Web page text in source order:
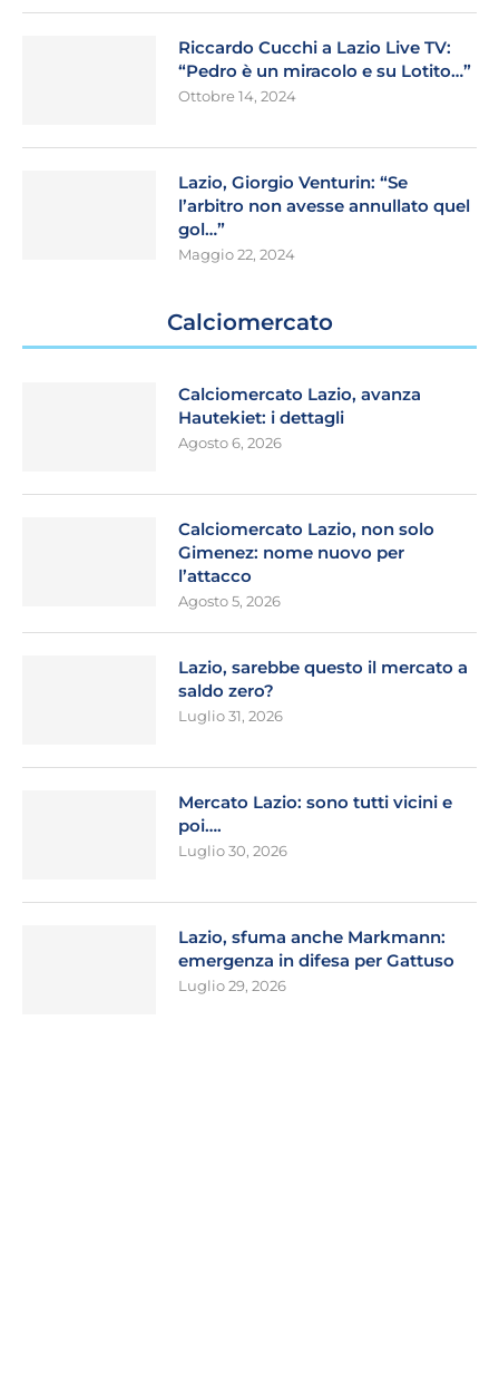
Riccardo Cucchi a Lazio Live TV:
“Pedro è un miracolo e su Lotito…”
Ottobre 14, 2024
Lazio, Giorgio Venturin: “Se
l’arbitro non avesse annullato quel
gol…”
Maggio 22, 2024
Calciomercato
Calciomercato Lazio, avanza
Hautekiet: i dettagli
Agosto 6, 2026
Calciomercato Lazio, non solo
Gimenez: nome nuovo per
l’attacco
Agosto 5, 2026
Lazio, sarebbe questo il mercato a
saldo zero?
Luglio 31, 2026
Mercato Lazio: sono tutti vicini e
poi….
Luglio 30, 2026
Lazio, sfuma anche Markmann:
emergenza in difesa per Gattuso
Luglio 29, 2026